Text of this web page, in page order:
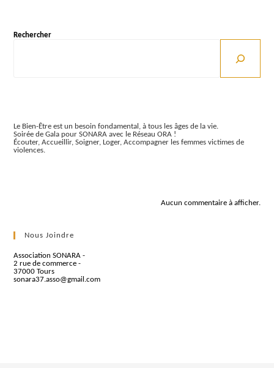
Rechercher
Le Bien-Être est un besoin fondamental, à tous les âges de la vie.
Soirée de Gala pour SONARA avec le Réseau ORA !
Écouter, Accueillir, Soigner, Loger, Accompagner les femmes victimes de
violences.
Aucun commentaire à afficher.
Nous Joindre
Association SONARA -
2 rue de commerce -
37000 Tours
sonara37.asso@gmail.com